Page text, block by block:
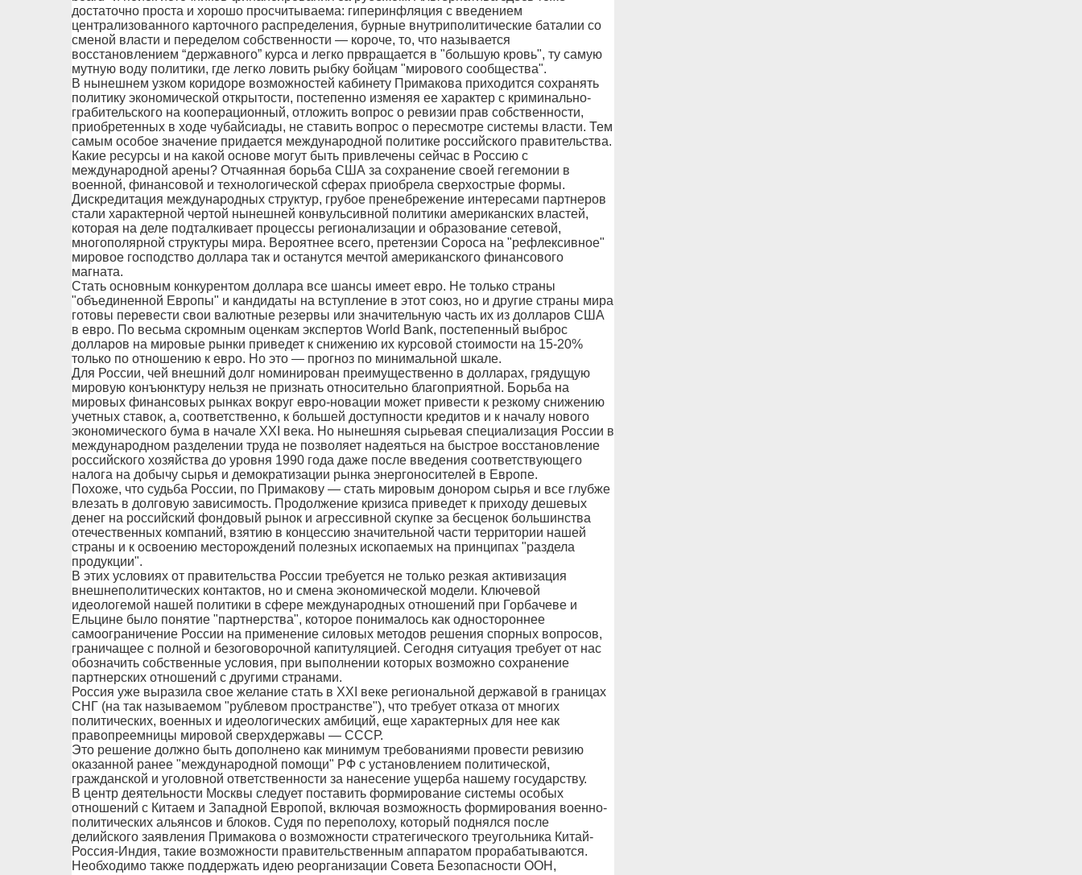
достаточно проста и хорошо просчитываема: гиперинфляция с введением
централизованного карточного распределения, бурные внутриполитические баталии со
сменой власти и переделом собственности — короче, то, что называется
восстановлением “державного” курса и легко првращается в "большую кровь", ту самую
мутную воду политики, где легко ловить рыбку бойцам "мирового сообщества".
В нынешнем узком коридоре возможностей кабинету Примакова приходится сохранять
политику экономической открытости, постепенно изменяя ее характер с криминально-
грабительского на кооперационный, отложить вопрос о ревизии прав собственности,
приобретенных в ходе чубайсиады, не ставить вопрос о пересмотре системы власти. Тем
самым особое значение придается международной политике российского правительства.
Какие ресурсы и на какой основе могут быть привлечены сейчас в Россию с
международной арены? Отчаянная борьба США за сохранение своей гегемонии в
военной, финансовой и технологической сферах приобрела сверхострые формы.
Дискредитация международных структур, грубое пренебрежение интересами партнеров
стали характерной чертой нынешней конвульсивной политики американских властей,
которая на деле подталкивает процессы регионализации и образование сетевой,
многополярной структуры мира. Вероятнее всего, претензии Сороса на "рефлексивное"
мировое господство доллара так и останутся мечтой американского финансового
магната.
Стать основным конкурентом доллара все шансы имеет евро. Не только страны
"объединенной Европы" и кандидаты на вступление в этот союз, но и другие страны мира
готовы перевести свои валютные резервы или значительную часть их из долларов США
в евро. По весьма скромным оценкам экспертов World Bank, постепенный выброс
долларов на мировые рынки приведет к снижению их курсовой стоимости на 15-20%
только по отношению к евро. Но это — прогноз по минимальной шкале.
Для России, чей внешний долг номинирован преимущественно в долларах, грядущую
мировую конъюнктуру нельзя не признать относительно благоприятной. Борьба на
мировых финансовых рынках вокруг евро-новации может привести к резкому снижению
учетных ставок, а, соответственно, к большей доступности кредитов и к началу нового
экономического бума в начале XXI века. Но нынешняя сырьевая специализация России в
международном разделении труда не позволяет надеяться на быстрое восстановление
российского хозяйства до уровня 1990 года даже после введения соответствующего
налога на добычу сырья и демократизации рынка энергоносителей в Европе.
Похоже, что судьба России, по Примакову — стать мировым донором сырья и все глубже
влезать в долговую зависимость. Продолжение кризиса приведет к приходу дешевых
денег на российский фондовый рынок и агрессивной скупке за бесценок большинства
отечественных компаний, взятию в концессию значительной части территории нашей
страны и к освоению месторождений полезных ископаемых на принципах "раздела
продукции".
В этих условиях от правительства России требуется не только резкая активизация
внешнеполитических контактов, но и смена экономической модели. Ключевой
идеологемой нашей политики в сфере международных отношений при Горбачеве и
Ельцине было понятие "партнерства", которое понималось как одностороннее
самоограничение России на применение силовых методов решения спорных вопросов,
граничащее с полной и безоговорочной капитуляцией. Сегодня ситуация требует от нас
обозначить собственные условия, при выполнении которых возможно сохранение
партнерских отношений с другими странами.
Россия уже выразила свое желание стать в ХХI веке региональной державой в границах
СНГ (на так называемом "рублевом пространстве"), что требует отказа от многих
политических, военных и идеологических амбиций, еще характерных для нее как
правопреемницы мировой сверхдержавы — СССР.
Это решение должно быть дополнено как минимум требованиями провести ревизию
оказанной ранее "международной помощи" РФ с установлением политической,
гражданской и уголовной ответственности за нанесение ущерба нашему государству.
В центр деятельности Москвы следует поставить формирование системы особых
отношений с Китаем и Западной Европой, включая возможность формирования военно-
политических альянсов и блоков. Судя по переполоху, который поднялся после
делийского заявления Примакова о возможности стратегического треугольника Китай-
Россия-Индия, такие возможности правительственным аппаратом прорабатываются.
Необходимо также поддержать идею реорганизации Совета Безопасности ООН,